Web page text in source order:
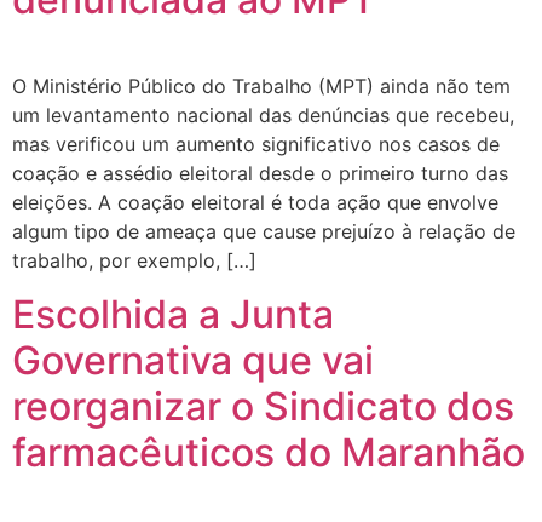
O Ministério Público do Trabalho (MPT) ainda não tem
um levantamento nacional das denúncias que recebeu,
mas verificou um aumento significativo nos casos de
coação e assédio eleitoral desde o primeiro turno das
eleições. A coação eleitoral é toda ação que envolve
algum tipo de ameaça que cause prejuízo à relação de
trabalho, por exemplo, […]
Escolhida a Junta
Governativa que vai
reorganizar o Sindicato dos
farmacêuticos do Maranhão